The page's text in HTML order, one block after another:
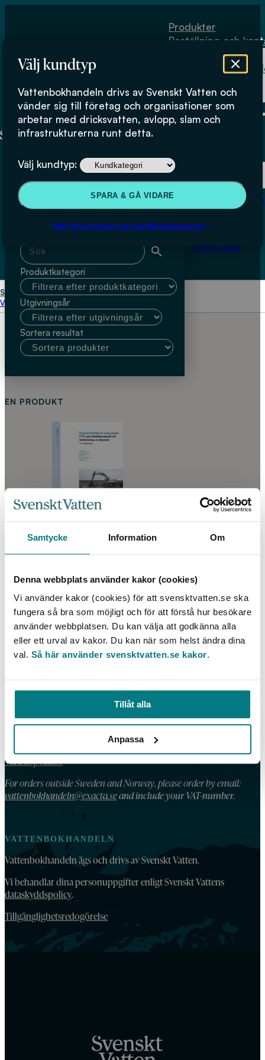
Samtycke Information Om
Denna webbplats använder kakor (cookies)
Vi använder kakor (cookies) för att svensktvatten.se ska
fungera så bra som möjligt och för att förstå hur besökare
använder webbplatsen. Du kan välja att godkänna alla
eller ett urval av kakor. Du kan när som helst ändra dina
val. Så här använder svensktvatten.se kakor.
Tillåt alla
Anpassa
Välj kundtyp
Vattenbokhandeln drivs av Svenskt Vatten och
vänder sig till företag och organisationer som
arbetar med dricksvatten, avlopp, slam och
infrastrukturerna runt detta.
Välj kundtyp:
SPARA & GÅ VIDARE
Mer information om kundkategorierna
Produkter
Beställning och
Fysiskt lager
Beställning och kontakt
Om
Köpvillkor
Fysiskt lager
Start Mácsik J.
Välj kundtyp
Mácsik J.
Sök & filtrera
Sök med fritext
Produktkategori
Utgivningsår
Sortera resultat
EN PRODUKT
Flygaskastabiliserat avloppsslam (FSA) som
tätskiktsmaterial vid sluttäckning av deponier –
LÄS MER
Telefon: 08 – 506 002 90
Våra köpvillkor
For orders outside Sweden and Norway, please order by email:
vattenbokhandeln@exacta.seand include your VAT-number.
VATTENBOKHANDELN
Vattenbokhandeln ägs och drivs av Svenskt Vatten.
Vi behandlar dina personuppgifter enligt Svenskt Vattens
dataskyddspolicy.
Tillgänglighetsredogörelse